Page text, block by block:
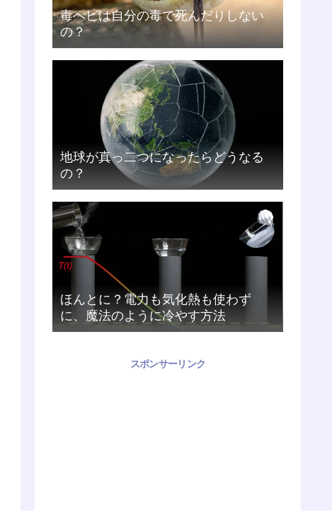
毒ヘビは自分の毒で死んだりしない
の？
地球が真っ二つになったらどうなる
の？
ほんとに？電力も気化熱も使わず
に、魔法のように冷やす方法
スポンサーリンク